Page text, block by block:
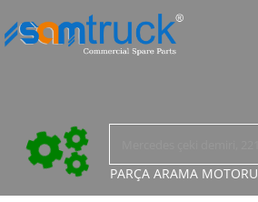
PARÇA ARAMA MOTORU